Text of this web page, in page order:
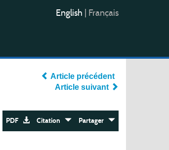
English Français
Article précédent
Article suivant
PDF Citation Partager